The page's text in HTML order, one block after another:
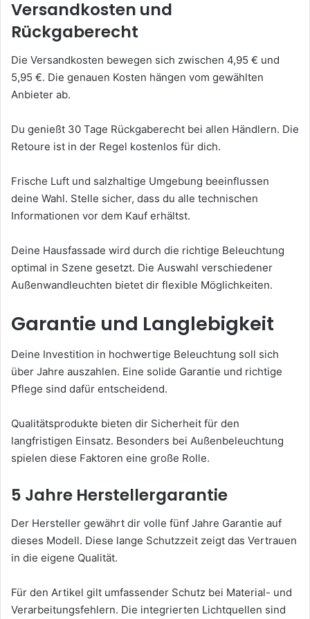
Versandkosten und
Rückgaberecht
Die Versandkosten bewegen sich zwischen 4,95 € und
5,95 €. Die genauen Kosten hängen vom gewählten
Anbieter ab.
Du genießt 30 Tage Rückgaberecht bei allen Händlern. Die
Retoure ist in der Regel kostenlos für dich.
Frische Luft und salzhaltige Umgebung beeinflussen
deine Wahl. Stelle sicher, dass du alle technischen
Informationen vor dem Kauf erhältst.
Deine Hausfassade wird durch die richtige Beleuchtung
optimal in Szene gesetzt. Die Auswahl verschiedener
Außenwandleuchten bietet dir flexible Möglichkeiten.
Garantie und Langlebigkeit
Deine Investition in hochwertige Beleuchtung soll sich
über Jahre auszahlen. Eine solide Garantie und richtige
Pflege sind dafür entscheidend.
Qualitätsprodukte bieten dir Sicherheit für den
langfristigen Einsatz. Besonders bei Außenbeleuchtung
spielen diese Faktoren eine große Rolle.
5 Jahre Herstellergarantie
Der Hersteller gewährt dir volle fünf Jahre Garantie auf
dieses Modell. Diese lange Schutzzeit zeigt das Vertrauen
in die eigene Qualität.
Für den Artikel gilt umfassender Schutz bei Material- und
Verarbeitungsfehlern. Die integrierten Lichtquellen sind